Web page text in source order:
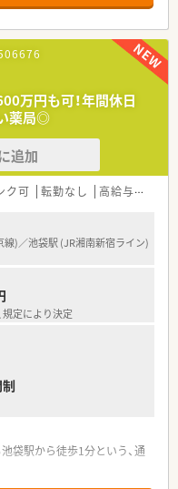
り(車通勤可)、内科や消化
ンに1日約40枚応需していま
店舗を閉めているため、業
りとリフレッシュできま
らアットホームな環境で勤
用として、1人薬剤師体制に
工夫を行い、生き残りをかけ
お持ちの方を求めていま
生する可能性があるため、状
歓迎いたします。
開しており、地域に根ざし
うような無理な異動はありま
な形態で店舗を出店してお
質の高い医療を提供していま
める運用を徹底しており、
切に考えている法人です。
万円も可！年間休日
薬局◎
追加
ク可 転勤なし 高給与(600万円以上)
)／池袋駅 (JR湘南新宿ライン)
規定により決定
袋駅から徒歩1分という、通